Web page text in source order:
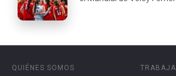
QUIÉNES SOMOS